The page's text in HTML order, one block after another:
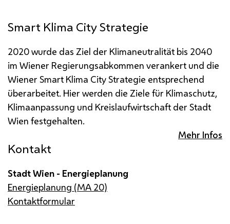
Smart Klima City Strategie
2020 wurde das Ziel der Klimaneutralität bis 2040
im Wiener Regierungsabkommen verankert und die
Wiener Smart Klima City Strategie entsprechend
überarbeitet. Hier werden die Ziele für Klimaschutz,
Klimaanpassung und Kreislaufwirtschaft der Stadt
Wien festgehalten.
Mehr Infos
Kontakt
Stadt Wien - Energieplanung
Energieplanung (MA 20)
Kontaktformular